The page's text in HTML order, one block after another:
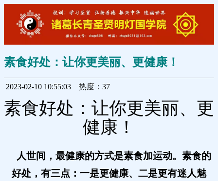
素食好处：让你更美丽、更健康！
2023-02-10 10:55:03 热度：37
素食好处：让你更美丽、更
健康！
人世间，最健康的方式是素食加运动。素食的
好处，有三点：一是更健康、二是更有迷人魅